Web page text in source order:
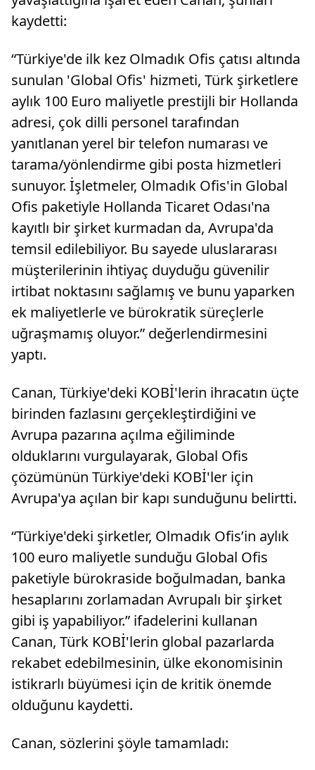
kaydetti:
“Türkiye'de ilk kez Olmadık Ofis çatısı altında
sunulan 'Global Ofis' hizmeti, Türk şirketlere
aylık 100 Euro maliyetle prestijli bir Hollanda
adresi, çok dilli personel tarafından
yanıtlanan yerel bir telefon numarası ve
tarama/yönlendirme gibi posta hizmetleri
sunuyor. İşletmeler, Olmadık Ofis'in Global
Ofis paketiyle Hollanda Ticaret Odası'na
kayıtlı bir şirket kurmadan da, Avrupa'da
temsil edilebiliyor. Bu sayede uluslararası
müşterilerinin ihtiyaç duyduğu güvenilir
irtibat noktasını sağlamış ve bunu yaparken
ek maliyetlerle ve bürokratik süreçlerle
uğraşmamış oluyor.” değerlendirmesini
yaptı.
Canan, Türkiye'deki KOBİ'lerin ihracatın üçte
birinden fazlasını gerçekleştirdiğini ve
Avrupa pazarına açılma eğiliminde
olduklarını vurgulayarak, Global Ofis
çözümünün Türkiye'deki KOBİ'ler için
Avrupa'ya açılan bir kapı sunduğunu belirtti.
“Türkiye'deki şirketler, Olmadık Ofis’in aylık
100 euro maliyetle sunduğu Global Ofis
paketiyle bürokraside boğulmadan, banka
hesaplarını zorlamadan Avrupalı bir şirket
gibi iş yapabiliyor.” ifadelerini kullanan
Canan, Türk KOBİ'lerin global pazarlarda
rekabet edebilmesinin, ülke ekonomisinin
istikrarlı büyümesi için de kritik önemde
olduğunu kaydetti.
Canan, sözlerini şöyle tamamladı: